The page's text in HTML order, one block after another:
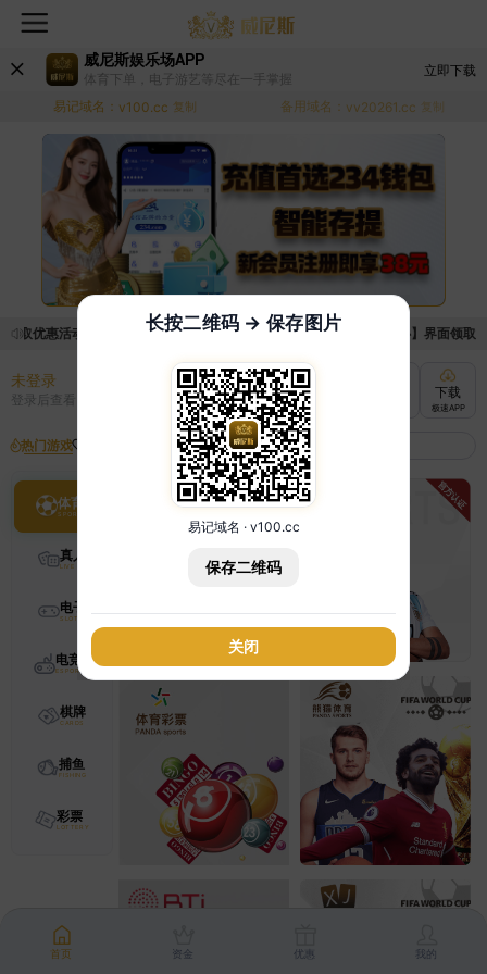
威尼斯娱乐场APP
体育下单，电子游艺等尽在一手掌握
立即下载
易记域名： v100.cc 复制 备用域名： vv20261.cc 复制
取优惠活动的手续麻烦，已新增优惠系统，现在可以前往【福利中心】界面领取
未登录
登录后查看 充值
快速到账
下载
极速APP
热门游戏
体育
真人
电子
电竞
棋牌
捕鱼
彩票
首页 资金 优惠 我的
长按二维码 → 保存图片
易记域名 · v100.cc
保存二维码
关闭